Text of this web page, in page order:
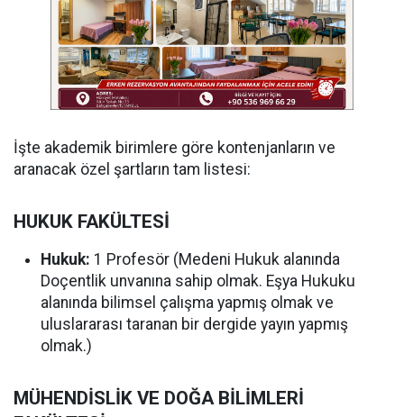
İşte akademik birimlere göre kontenjanların ve
aranacak özel şartların tam listesi:
HUKUK FAKÜLTESİ
Hukuk: 1 Profesör (Medeni Hukuk alanında
Doçentlik unvanına sahip olmak. Eşya Hukuku
alanında bilimsel çalışma yapmış olmak ve
uluslararası taranan bir dergide yayın yapmış
olmak.)
MÜHENDİSLİK VE DOĞA BİLİMLERİ